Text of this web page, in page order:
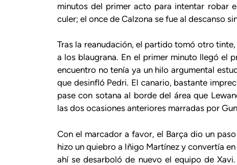
minutos del primer acto para intentar robar
culer; el once de Calzona se fue al descanso
Tras la reanudación, el partido tomó otro
a los blaugrana. En el primer minuto llegó el
encuentro no tenía ya un hilo argumental
que desinfló Pedri. El canario, bastante
pase con sotana al borde del área que
las dos ocasiones anteriores marradas por
Con el marcador a favor, el Barça dio un
hizo un quiebro a Iñigo Martínez y convertía
ahí se desarboló de nuevo el equipo de